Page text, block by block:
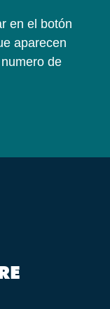
en el botón
aparecen
de